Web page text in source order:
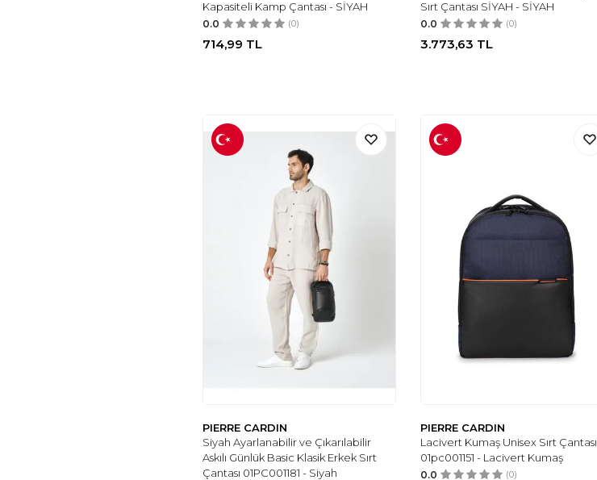
Kapasiteli Kamp Çantası - SİYAH
0.0 (0)
714,99 TL
Sırt Çantası SİYAH - SİYAH
0.0 (0)
3.773,63 TL
PIERRE CARDIN
Siyah Ayarlanabilir ve Çıkarılabilir
Askılı Günlük Basic Klasik Erkek Sırt
Çantası 01PC001181 - Siyah
PIERRE CARDIN
Lacivert Kumaş Unisex Sırt Çantası
01pc001151 - Lacivert Kumaş
0.0 (0)